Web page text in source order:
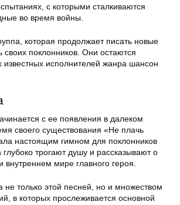
с которыми сталкиваются
во время войны.
которая продолжает писать новые
своих поклонников. Они остаются
исполнителей жанра шансон
с ее появления в далеком
своего существования «Не плачь
настоящим гимном для поклонников
трогают душу и рассказывают о
внутреннем мире главного героя.
не только этой песней, но и множеством
в которых прослеживается основной